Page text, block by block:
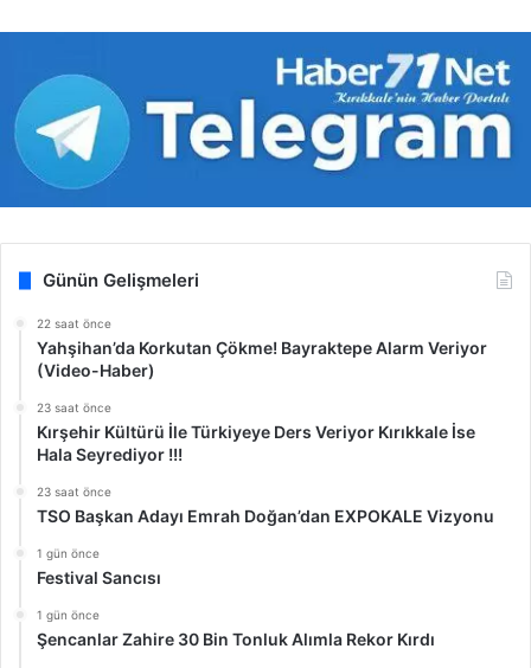
Günün Gelişmeleri
22 saat önce
Yahşihan’da Korkutan Çökme! Bayraktepe Alarm Veriyor
(Video-Haber)
23 saat önce
Kırşehir Kültürü İle Türkiyeye Ders Veriyor Kırıkkale İse
Hala Seyrediyor !!!
23 saat önce
TSO Başkan Adayı Emrah Doğan’dan EXPOKALE Vizyonu
1 gün önce
Festival Sancısı
1 gün önce
Şencanlar Zahire 30 Bin Tonluk Alımla Rekor Kırdı